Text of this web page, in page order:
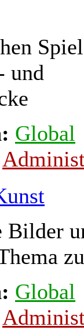
und
Global
Bilder
Global